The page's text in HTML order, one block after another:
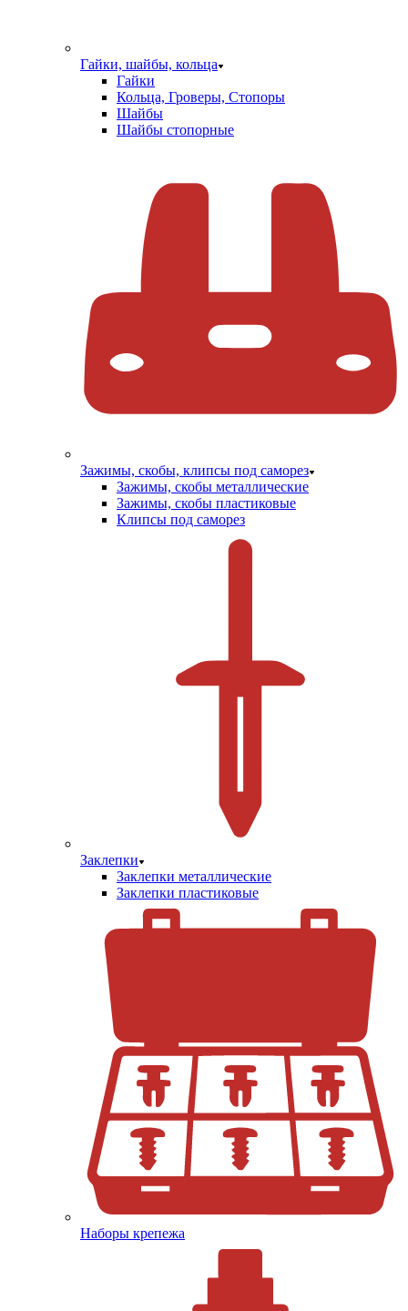
Гайки, шайбы, кольца
Гайки
Кольца, Гроверы, Стопоры
Шайбы
Шайбы стопорные
Зажимы, скобы, клипсы под саморез
Зажимы, скобы металлические
Зажимы, скобы пластиковые
Клипсы под саморез
Заклепки
Заклепки металлические
Заклепки пластиковые
Наборы крепежа